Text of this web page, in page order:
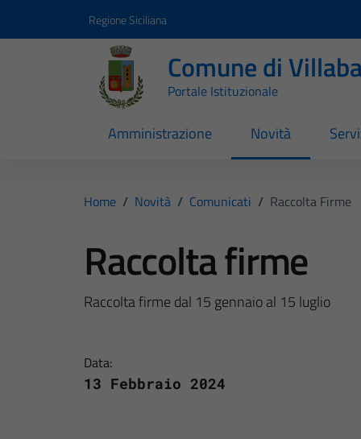
Regione Siciliana
Comune di
Portale Istituzionale
Amministrazione Novità
Home / Novità / Comunicati / Raccolta Firme
Raccolta firme
Raccolta firme dal 15 gennaio al 15 luglio
Data:
13 Febbraio 2024